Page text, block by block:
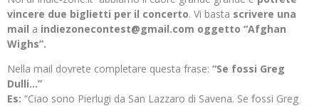
vincere due biglietti per il concerto. Vi basta scrivere una
mail a indiezonecontest@gmail.com oggetto “Afghan
Wighs”.
Nella mail dovrete completare questa frase: “Se fossi Greg
Dulli…”
Es: “Ciao sono Pierlugi da San Lazzaro di Savena. Se fossi Greg